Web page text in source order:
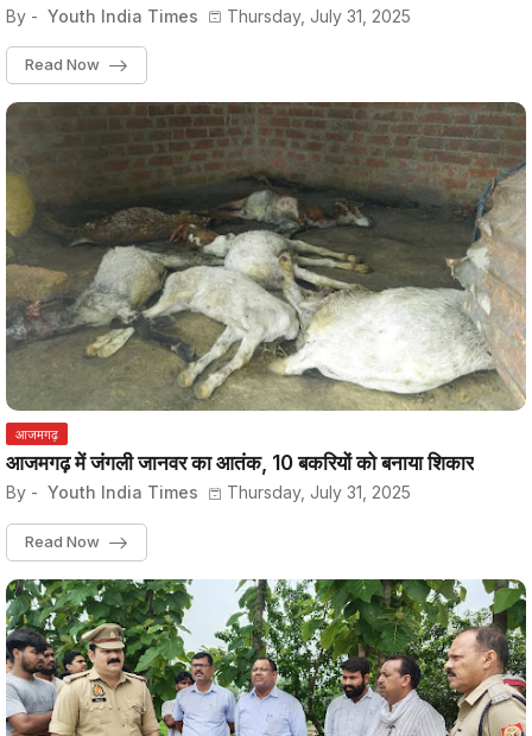
By - Youth India Times Thursday, July 31, 2025
Read Now
आजमगढ़
आजमगढ़ में जंगली जानवर का आतंक, 10 बकरियों को बनाया शिकार
By - Youth India Times Thursday, July 31, 2025
Read Now